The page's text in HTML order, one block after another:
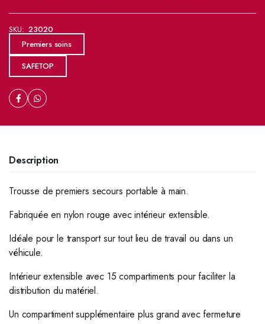
SKU: 23020
Premiers soins
SAFETOP
Description
Trousse de premiers secours portable à main.
Fabriquée en nylon rouge avec intérieur extensible.
Idéale pour le transport sur tout lieu de travail ou dans un
véhicule.
Intérieur extensible avec 15 compartiments pour faciliter la
distribution du matériel.
Un compartiment supplémentaire plus grand avec fermeture